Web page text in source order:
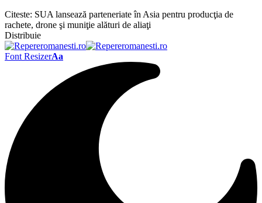
Citeste: SUA lansează parteneriate în Asia pentru producţia de
rachete, drone şi muniţie alături de aliaţi
Distribuie
Font ResizerAa